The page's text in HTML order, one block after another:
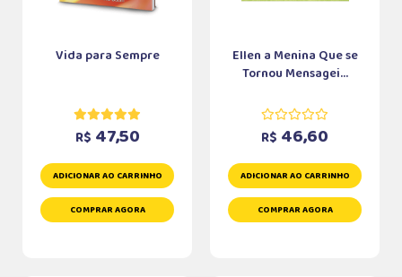
Vida para Sempre
R$ 47,50
ADICIONAR AO CARRINHO
COMPRAR AGORA
Ellen a Menina Que se
Tornou Mensagei...
R$ 46,60
ADICIONAR AO CARRINHO
COMPRAR AGORA